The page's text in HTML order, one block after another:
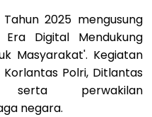
2025 mengusung
Era Digital Mendukung
Masyarakat'. Kegiatan
Polri, Ditlantas
serta perwakilan
negara.